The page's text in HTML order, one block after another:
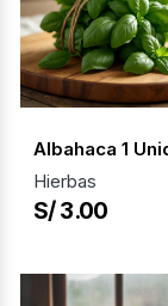
Albahaca 1
Hierbas
S/ 3.00